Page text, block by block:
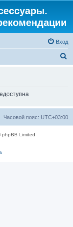
Вход
Часовой пояс: UTC+03:00
Limited